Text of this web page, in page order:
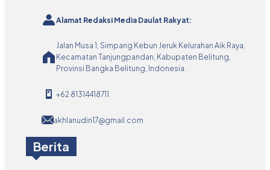
Alamat Redaksi Media Daulat Rakyat:
Jalan Musa 1, Simpang Kebun Jeruk Kelurahan Aik Raya,
Kecamatan Tanjungpandan, Kabupaten Belitung,
Provinsi Bangka Belitung, Indonesia.
+62 81314418711
akhlanudin17@gmail.com
Berita